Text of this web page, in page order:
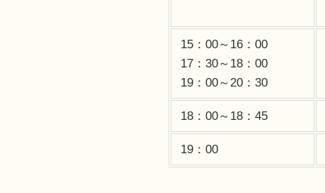
15：00～16：00
17：30～18：00
19：00～20：30
18：00～18：45
19：00